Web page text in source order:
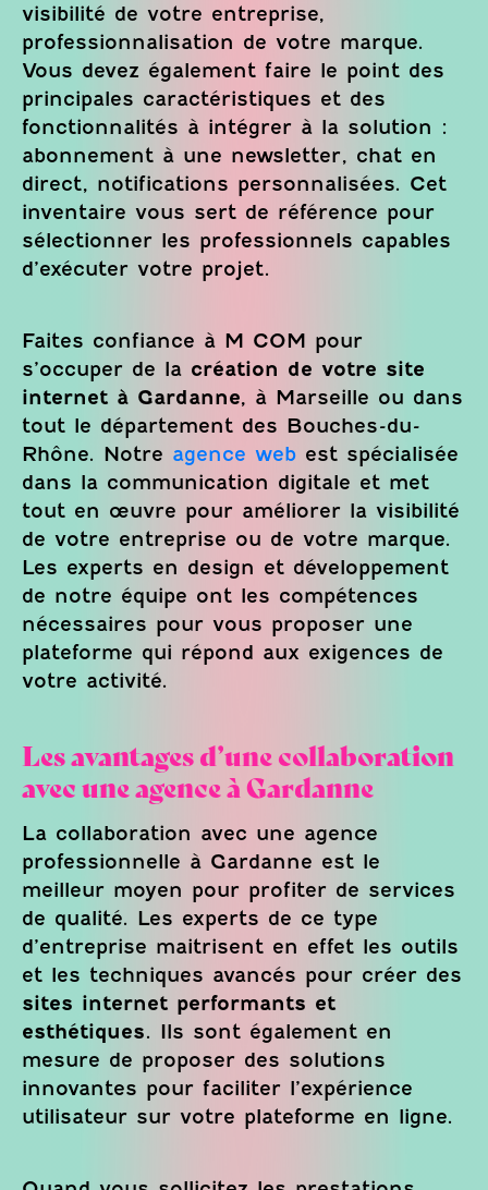
visibilité de votre entreprise,
professionnalisation de votre marque.
Vous devez également faire le point des
principales caractéristiques et des
fonctionnalités à intégrer à la solution :
abonnement à une newsletter, chat en
direct, notifications personnalisées. Cet
inventaire vous sert de référence pour
sélectionner les professionnels capables
d’exécuter votre projet.
Faites confiance à M COM pour
s’occuper de la création de votre site
internet à Gardanne, à Marseille ou dans
tout le département des Bouches-du-
Rhône. Notre agence web est spécialisée
dans la communication digitale et met
tout en œuvre pour améliorer la visibilité
de votre entreprise ou de votre marque.
Les experts en design et développement
de notre équipe ont les compétences
nécessaires pour vous proposer une
plateforme qui répond aux exigences de
votre activité.
Les avantages d’une collaboration
avec une agence à Gardanne
La collaboration avec une agence
professionnelle à Gardanne est le
meilleur moyen pour profiter de services
de qualité. Les experts de ce type
d’entreprise maitrisent en effet les outils
et les techniques avancés pour créer des
sites internet performants et
esthétiques. Ils sont également en
mesure de proposer des solutions
innovantes pour faciliter l’expérience
utilisateur sur votre plateforme en ligne.